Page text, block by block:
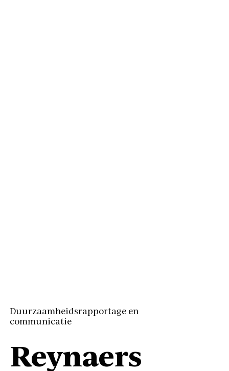
Duurzaamheidsrapportage en
communicatie
Reynaers